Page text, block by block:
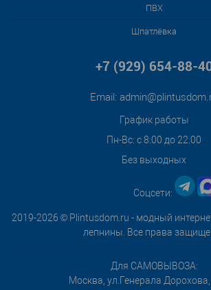
ПВХ
Шпатлёвка
2019-2026 © Plintusdom.ru - модный
лепнины. Все права
Для САМОВЫВОЗА:
Москва, ул.Генерала
+7 (929) 654-88-
Email:
График работы
Пн-Вс: с 8:00 до 22:00
Без выходных
Соцсети: